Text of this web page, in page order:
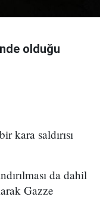
olduğu
kara saldırısı
da dahil
Gazze